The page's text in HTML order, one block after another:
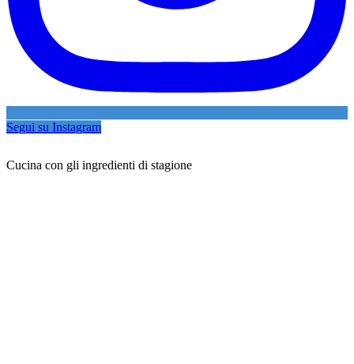
Segui su Instagram
Cucina con gli ingredienti di stagione